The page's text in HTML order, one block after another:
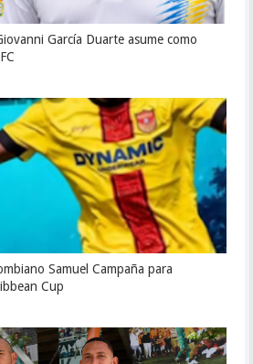
García Duarte asume como
Samuel Campaña para
Cup